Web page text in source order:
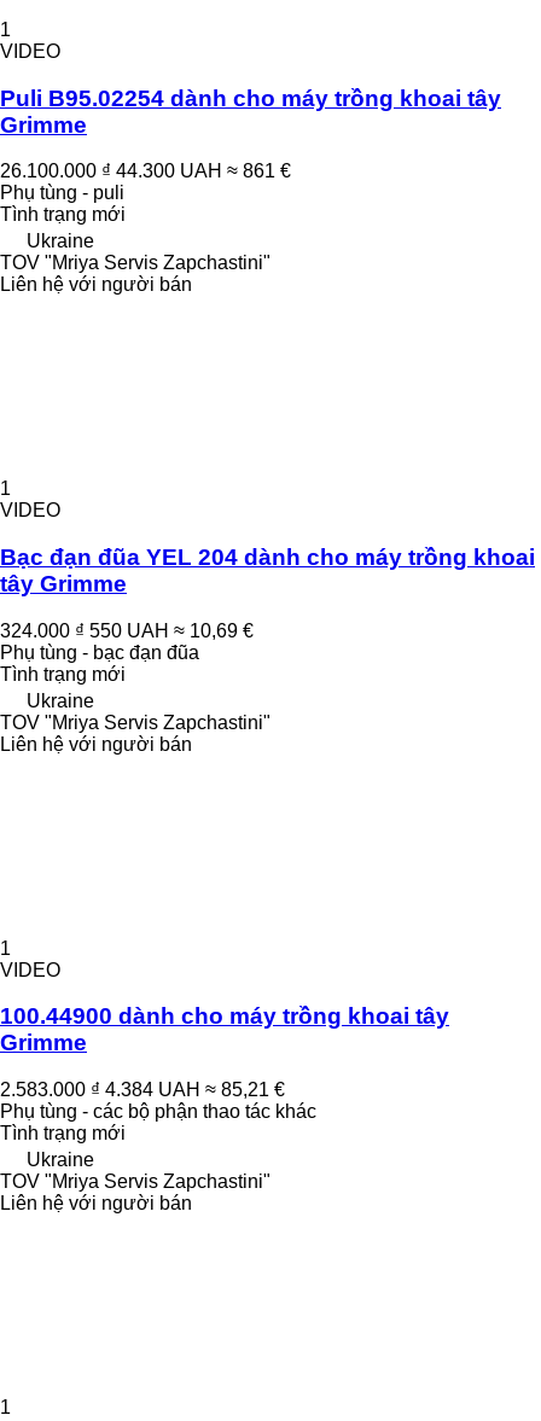
1
VIDEO
Puli B95.02254 dành cho máy trồng khoai tây
Grimme
26.100.000 ₫ 44.300 UAH ≈ 861 €
Phụ tùng - puli
Tình trạng mới
Ukraine
TOV "Mriya Servis Zapchastini"
Liên hệ với người bán
1
VIDEO
Bạc đạn đũa YEL 204 dành cho máy trồng khoai
tây Grimme
324.000 ₫ 550 UAH ≈ 10,69 €
Phụ tùng - bạc đạn đũa
Tình trạng mới
Ukraine
TOV "Mriya Servis Zapchastini"
Liên hệ với người bán
1
VIDEO
100.44900 dành cho máy trồng khoai tây
Grimme
2.583.000 ₫ 4.384 UAH ≈ 85,21 €
Phụ tùng - các bộ phận thao tác khác
Tình trạng mới
Ukraine
TOV "Mriya Servis Zapchastini"
Liên hệ với người bán
1